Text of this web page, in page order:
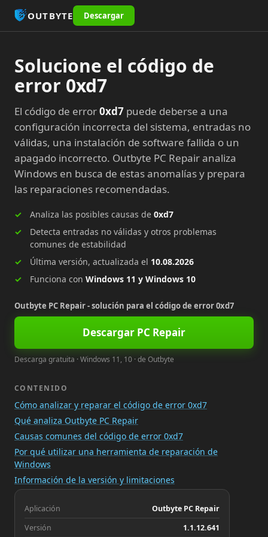
OUTBYTE Descargar
Solucione el código de
error 0xd7
El código de error0xd7 puede deberse a una
configuración incorrecta del sistema, entradas no
válidas, una instalación de software fallida o un
apagado incorrecto. Outbyte PC Repair analiza
Windows en busca de estas anomalías y prepara
las reparaciones recomendadas.
Analiza las posibles causas de 0xd7
Detecta entradas no válidas y otros problemas
comunes de estabilidad
Última versión, actualizada el 10.08.2026
Funciona con Windows 11 y Windows 10
Outbyte PC Repair - solución para el código de error 0xd7
Descargar PC Repair
Descarga gratuita · Windows 11, 10 · de Outbyte
CONTENIDO
Cómo analizar y reparar el código de error 0xd7
Qué analiza Outbyte PC Repair
Causas comunes del código de error 0xd7
Por qué utilizar una herramienta de reparación de
Windows
Información de la versión y limitaciones
Aplicación
Outbyte PC Repair
Versión
1.1.12.641